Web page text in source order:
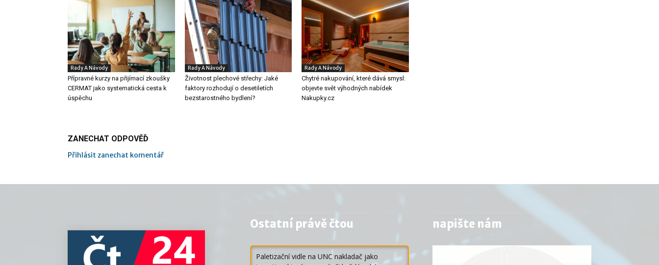
Rady A Návody
Přípravné kurzy na přijímací zkoušky
CERMAT jako systematická cesta k
úspěchu
Rady A Návody
Životnost plechové střechy: Jaké
faktory rozhodují o desetiletích
bezstarostného bydlení?
Rady A Návody
Chytré nakupování, které dává smysl:
objevte svět výhodných nabídek
Nakupky.cz
ZANECHAT ODPOVĚĎ
Přihlásit zanechat komentář
Ostatní právě čtou
Paletizační vidle na UNC nakladač jako
napište nám